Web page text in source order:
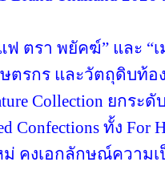
ฟ ตรา พยัคฆ์” และ
รกร และวัตถุดิบท้อ
Collection ยกร
Confections ทั้ง For
คงเอกลักษณ์ความ